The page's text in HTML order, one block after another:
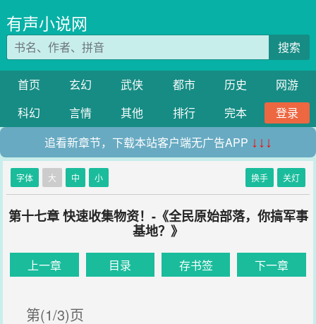
有声小说网
搜索
首页 玄幻 武侠 都市 历史
网游
科幻
言情 其他 排行 完本
登录
追看新章节，下载本站客户端无广告APP ↓↓↓
字体 大 中 小 换手 关灯
第十七章 快速收集物资！-《全民原始部落，你搞军事
基地？》
上一章 目录 存书签 下一章
第(1/3)页